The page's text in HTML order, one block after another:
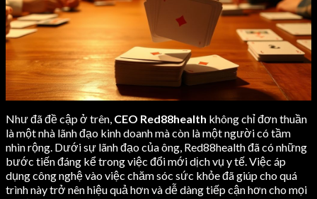
Như đã đề cập ở trên, CEO Red88health không chỉ đơn thuần
là một nhà lãnh đạo kinh doanh mà còn là một người có tầm
nhìn rộng. Dưới sự lãnh đạo của ông, Red88health đã có những
bước tiến đáng kể trong việc đổi mới dịch vụ y tế. Việc áp
dụng công nghệ vào việc chăm sóc sức khỏe đã giúp cho quá
trình này trở nên hiệu quả hơn và dễ dàng tiếp cận hơn cho mọi